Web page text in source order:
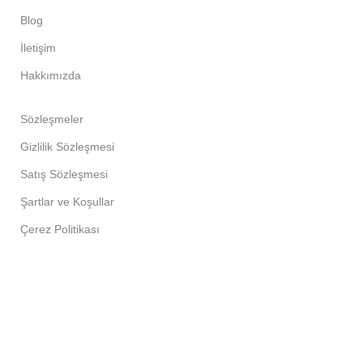
Blog
İletişim
Hakkımızda
Sözleşmeler
Gizlilik Sözleşmesi
Satış Sözleşmesi
Şartlar ve Koşullar
Çerez Politikası